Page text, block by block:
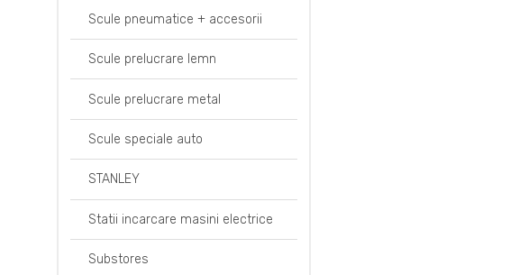
Scule pneumatice + accesorii
Scule prelucrare lemn
Scule prelucrare metal
Scule speciale auto
STANLEY
Statii incarcare masini electrice
Substores